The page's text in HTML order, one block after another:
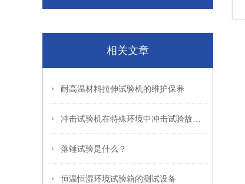
相关文章
耐高温材料拉伸试验机的维护保养
落锤试验是什么？
恒温恒湿环境试验箱的测试设备